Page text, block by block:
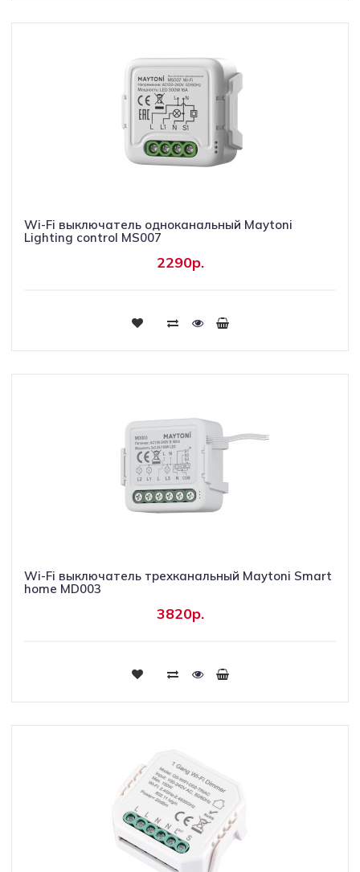
Wi-Fi выключатель одноканальный Maytoni
Lighting control MS007
2290р.
Купить
Wi-Fi выключатель трехканальный Maytoni Smart
home MD003
3820р.
Купить